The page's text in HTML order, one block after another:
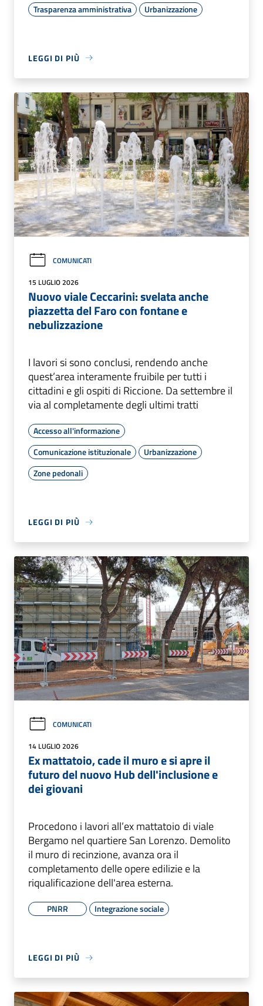
Trasparenza amministrativa
Urbanizzazione
LEGGI DI PIÙ
COMUNICATI
15 LUGLIO 2026
Nuovo viale Ceccarini: svelata anche
piazzetta del Faro con fontane e
nebulizzazione
I lavori si sono conclusi, rendendo anche
quest’area interamente fruibile per tutti i
cittadini e gli ospiti di Riccione. Da settembre il
via al completamente degli ultimi tratti
Accesso all'informazione
Comunicazione istituzionale
Urbanizzazione
Zone pedonali
LEGGI DI PIÙ
COMUNICATI
14 LUGLIO 2026
Ex mattatoio, cade il muro e si apre il
futuro del nuovo Hub dell'inclusione e
dei giovani
Procedono i lavori all’ex mattatoio di viale
Bergamo nel quartiere San Lorenzo. Demolito
il muro di recinzione, avanza ora il
completamento delle opere edilizie e la
riqualificazione dell'area esterna.
PNRR Integrazione sociale
LEGGI DI PIÙ